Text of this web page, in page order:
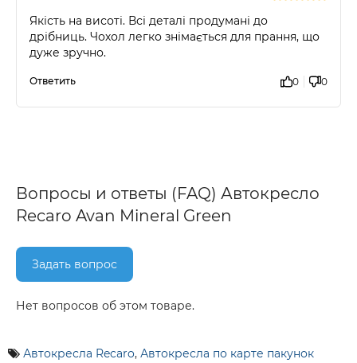
Якість на висоті. Всі деталі продумані до
дрібниць. Чохол легко знімається для прання, що
дуже зручно.
Ответить 0 0
Вопросы и ответы (FAQ) Автокресло
Recaro Avan Mineral Green
Задать вопрос
Нет вопросов об этом товаре.
Автокресла Recaro, Автокресла по карте пакунок